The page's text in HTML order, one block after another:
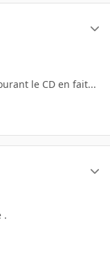
le CD en fait...
.